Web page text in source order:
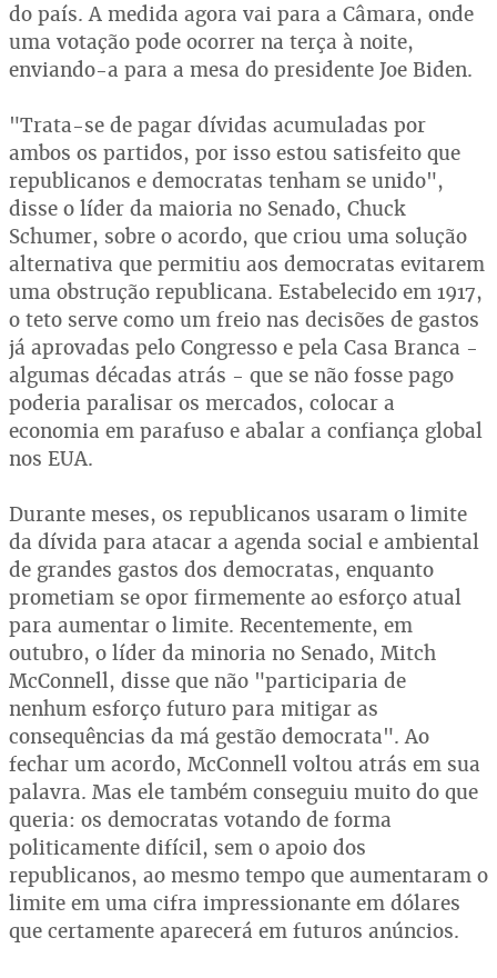
do país. A medida agora vai para a Câmara, onde
uma votação pode ocorrer na terça à noite,
enviando-a para a mesa do presidente Joe Biden.
"Trata-se de pagar dívidas acumuladas por
ambos os partidos, por isso estou satisfeito que
republicanos e democratas tenham se unido",
disse o líder da maioria no Senado, Chuck
Schumer, sobre o acordo, que criou uma solução
alternativa que permitiu aos democratas evitarem
uma obstrução republicana. Estabelecido em 1917,
o teto serve como um freio nas decisões de gastos
já aprovadas pelo Congresso e pela Casa Branca -
algumas décadas atrás - que se não fosse pago
poderia paralisar os mercados, colocar a
economia em parafuso e abalar a confiança global
nos EUA.
Durante meses, os republicanos usaram o limite
da dívida para atacar a agenda social e ambiental
de grandes gastos dos democratas, enquanto
prometiam se opor firmemente ao esforço atual
para aumentar o limite. Recentemente, em
outubro, o líder da minoria no Senado, Mitch
McConnell, disse que não "participaria de
nenhum esforço futuro para mitigar as
consequências da má gestão democrata". Ao
fechar um acordo, McConnell voltou atrás em sua
palavra. Mas ele também conseguiu muito do que
queria: os democratas votando de forma
politicamente difícil, sem o apoio dos
republicanos, ao mesmo tempo que aumentaram o
limite em uma cifra impressionante em dólares
que certamente aparecerá em futuros anúncios.